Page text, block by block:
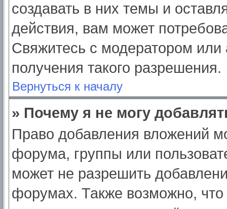
создавать в них темы и
действия, вам может
Свяжитесь с модератором
получения такого разрешения.
Вернуться к началу
» Почему я не могу
Право добавления вложений
форума, группы или
может не разрешить
форумах. Также возможно,